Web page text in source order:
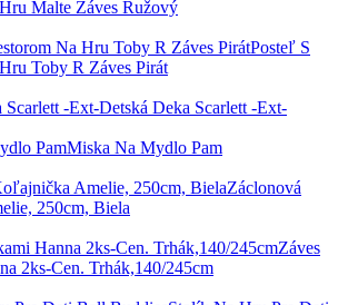
Malte Záves Ružový
Posteľ S
Toby R Záves Pirát
Detská Deka Scarlett -Ext-
Miska Na Mydlo Pam
Záclonová
250cm, Biela
Záves
2ks-Cen. Trhák,140/245cm